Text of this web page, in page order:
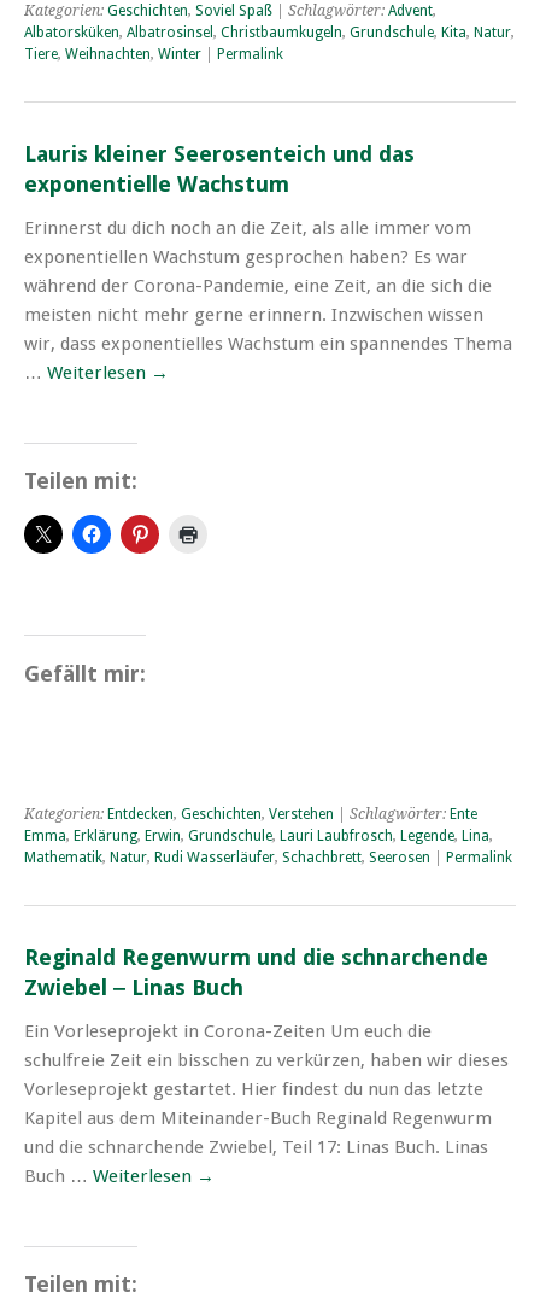
Kategorien: Geschichten, Soviel Spaß | Schlagwörter: Advent,
Albatorsküken, Albatrosinsel , Christbaumkugeln, Grundschule, Kita, Natur,
Tiere, Weihnachten, Winter Permalink
Lauris kleiner Seerosenteich und das
exponentielle Wachstum
Erinnerst du dich noch an die Zeit, als alle immer vom
exponentiellen Wachstum gesprochen haben? Es war
während der Corona-Pandemie, eine Zeit, an die sich die
meisten nicht mehr gerne erinnern. Inzwischen wissen
wir, dass exponentielles Wachstum ein spannendes Thema
… Weiterlesen →
Teilen mit:
Gefällt mir:
Kategorien: Entdecken, Geschichten, Verstehen | Schlagwörter: Ente
Emma, Erklärung, Erwin, Grundschule, Lauri Laubfrosch, Legende, Lina,
Mathematik, Natur, Rudi Wasserläufer, Schachbrett, Seerosen Permalink
Reginald Regenwurm und die schnarchende
Zwiebel ‒ Linas Buch
Ein Vorleseprojekt in Corona-Zeiten Um euch die
schulfreie Zeit ein bisschen zu verkürzen, haben wir dieses
Vorleseprojekt gestartet. Hier findest du nun das letzte
Kapitel aus dem Miteinander-Buch Reginald Regenwurm
und die schnarchende Zwiebel, Teil 17: Linas Buch. Linas
Buch … Weiterlesen →
Teilen mit: